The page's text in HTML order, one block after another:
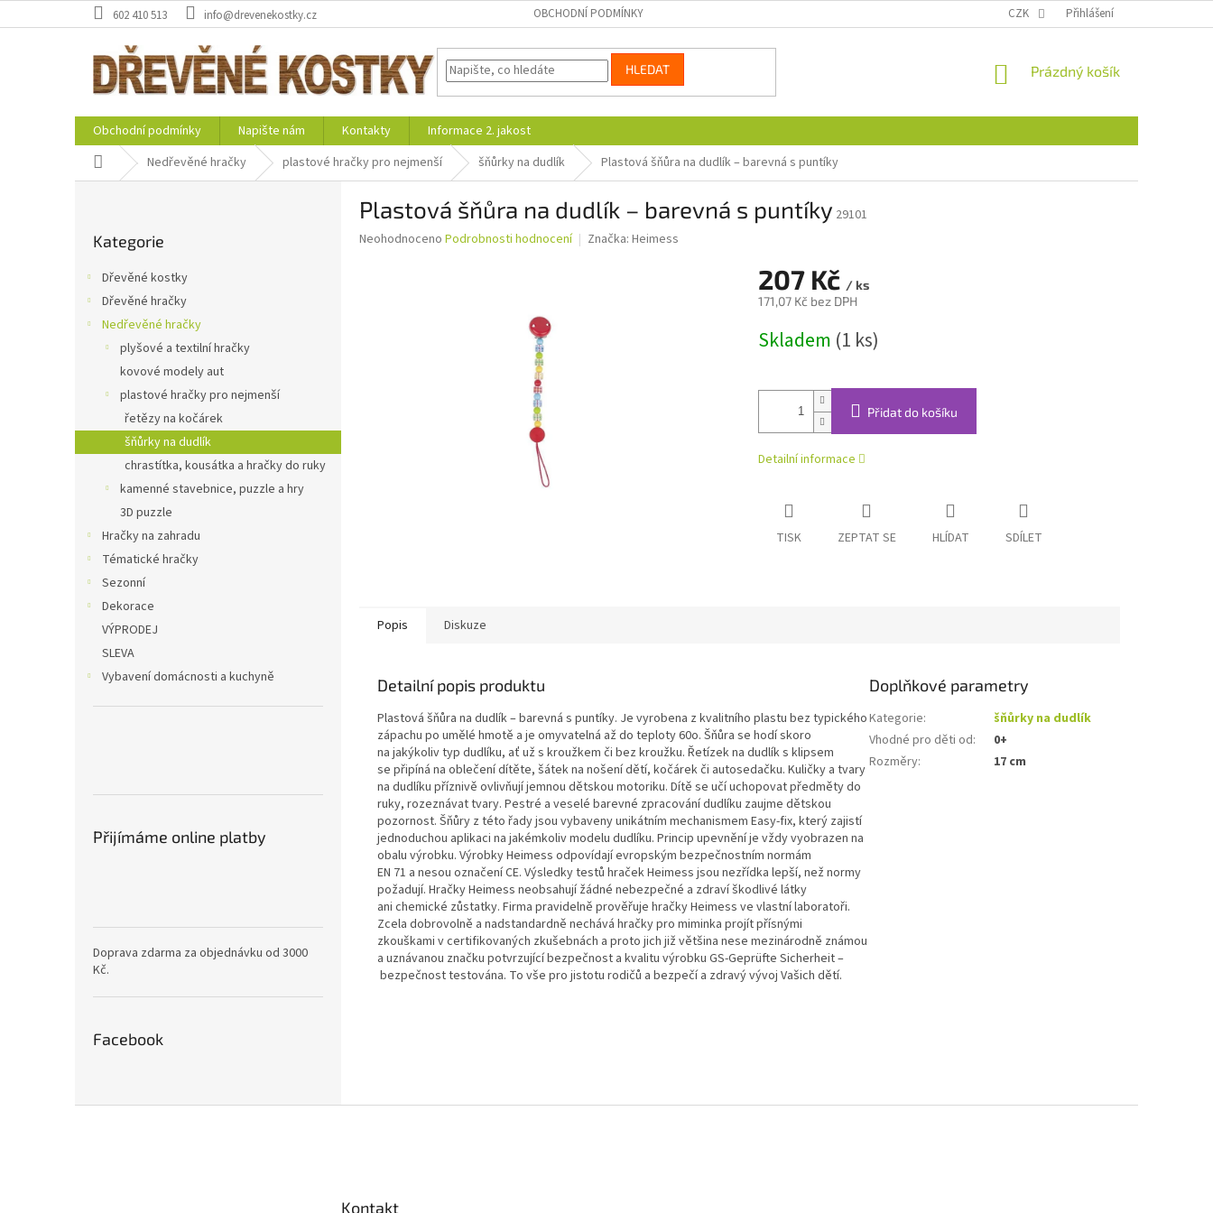
na
602 410 513 info@drevenekostky.cz OBCHODNÍ PODMÍNKY CZK Přihlášení
HLEDAT
NÁKUPNÍ
Prázdný košík
Obchodní podmínky Napište nám Kontakty
Informace 2. jakost
Domů Nedřevěné hračky plastové hračky pro nejmenší šňůrky na dudlík Plastová šňůra na dudlík – barevná s puntíky
e
l
kategorie
Kategorie
Dřevěné kostky
Dřevěné hračky
Nedřevěné hračky
plyšové a textilní hračky
kovové modely aut
plastové hračky pro nejmenší
řetězy na kočárek
šňůrky na dudlík
chrastítka, kousátka a hračky do ruky
kamenné stavebnice, puzzle a hry
3D puzzle
Hračky na zahradu
Tématické hračky
Sezonní
Dekorace
VÝPRODEJ
SLEVA
Vybavení domácnosti a kuchyně
Přijímáme online platby
Doprava zdarma za objednávku od 3000
Kč.
Facebook
Plastová šňůra na dudlík – barevná s puntíky 29101
Průměrné
Neohodnoceno Podrobnosti hodnocení Značka: Heimess
207 Kč / ks
171,07 Kč bez DPH
cena:
Skladem (1 ks)
Přidat do košíku
Detailní informace
TISK ZEPTAT SE HLÍDAT SDÍLET
Popis Diskuze
Detailní popis produktu
Plastová šňůra na dudlík – barevná s puntíky. Je vyrobena z kvalitního plastu bez typického
zápachu po umělé hmotě a je omyvatelná až do teploty 60o. Šňůra se hodí skoro
na jakýkoliv typ dudlíku, ať už s kroužkem či bez kroužku. Řetízek na dudlík s klipsem
se připíná na oblečení dítěte, šátek na nošení dětí, kočárek či autosedačku. Kuličky a tvary
na dudlíku příznivě ovlivňují jemnou dětskou motoriku. Dítě se učí uchopovat předměty do
ruky, rozeznávat tvary. Pestré a veselé barevné zpracování dudlíku zaujme dětskou
pozornost. Šňůry z této řady jsou vybaveny unikátním mechanismem Easy-fix, který zajistí
jednoduchou aplikaci na jakémkoliv modelu dudlíku. Princip upevnění je vždy vyobrazen na
obalu výrobku. Výrobky Heimess odpovídají evropským bezpečnostním normám
EN 71 a nesou označení CE. Výsledky testů hraček Heimess jsou nezřídka lepší, než normy
požadují. Hračky Heimess neobsahují žádné nebezpečné a zdraví škodlivé látky
ani chemické zůstatky. Firma pravidelně prověřuje hračky Heimess ve vlastní laboratoři.
Zcela dobrovolně a nadstandardně nechává hračky pro miminka projít přísnými
zkouškami v certifikovaných zkušebnách a proto jich již většina nese mezinárodně známou
a uznávanou značku potvrzující bezpečnost a kvalitu výrobku GS-Geprüfte Sicherheit –
bezpečnost testována. To vše pro jistotu rodičů a bezpečí a zdravý vývoj Vašich dětí.
Doplňkové parametry
Kategorie:
šňůrky na dudlík
Vhodné pro děti od:
0+
Rozměry: 17 cm
Kontakt